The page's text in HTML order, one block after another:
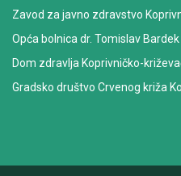
Zavod za javno zdravstvo
Opća bolnica dr. Tomislav Bardek
Dom zdravlja Koprivničko-
Gradsko društvo Crvenog križa